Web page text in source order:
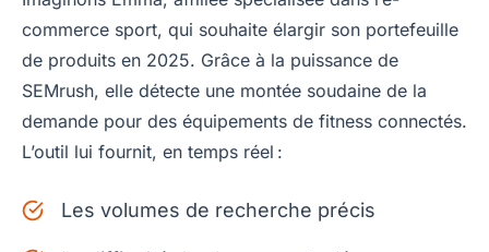
commerce sport, qui souhaite élargir son portefeuille
de produits en 2025. Grâce à la puissance de
SEMrush, elle détecte une montée soudaine de la
demande pour des équipements de fitness connectés.
L’outil lui fournit, en temps réel :
Les volumes de recherche précis